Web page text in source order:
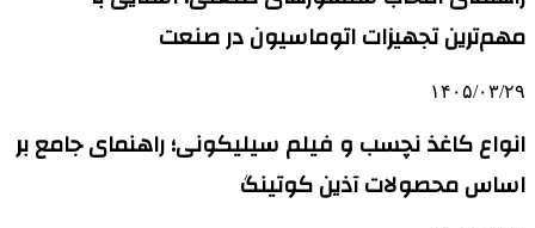
مهم‌ترین تجهیزات اتوماسیون در صنعت
۱۴۰۵/۰۳/۲۹
انواع کاغذ نچسب و فیلم سیلیکونی؛ راهنمای جامع بر
اساس محصولات آذین کوتینگ